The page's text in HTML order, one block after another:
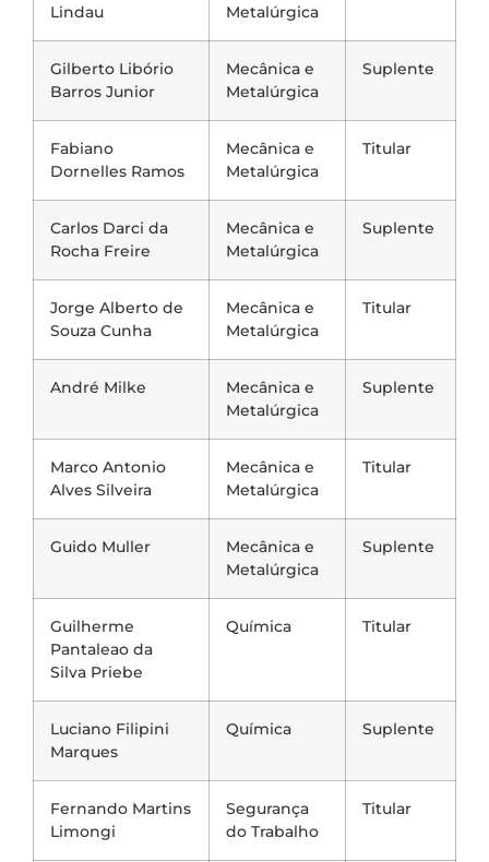
Lindau
Metalúrgica
Gilberto Libório
Barros Junior
Mecânica e
Metalúrgica
Suplente
Fabiano
Dornelles Ramos
Mecânica e
Metalúrgica
Titular
Carlos Darci da
Rocha Freire
Mecânica e
Metalúrgica
Suplente
Jorge Alberto de
Souza Cunha
Mecânica e
Metalúrgica
Titular
André Milke
Mecânica e
Metalúrgica
Suplente
Marco Antonio
Alves Silveira
Mecânica e
Metalúrgica
Titular
Guido Muller
Mecânica e
Metalúrgica
Suplente
Guilherme
Pantaleao da
Silva Priebe
Química Titular
Luciano Filipini
Marques
Química Suplente
Fernando Martins
Limongi
Segurança
do Trabalho
Titular